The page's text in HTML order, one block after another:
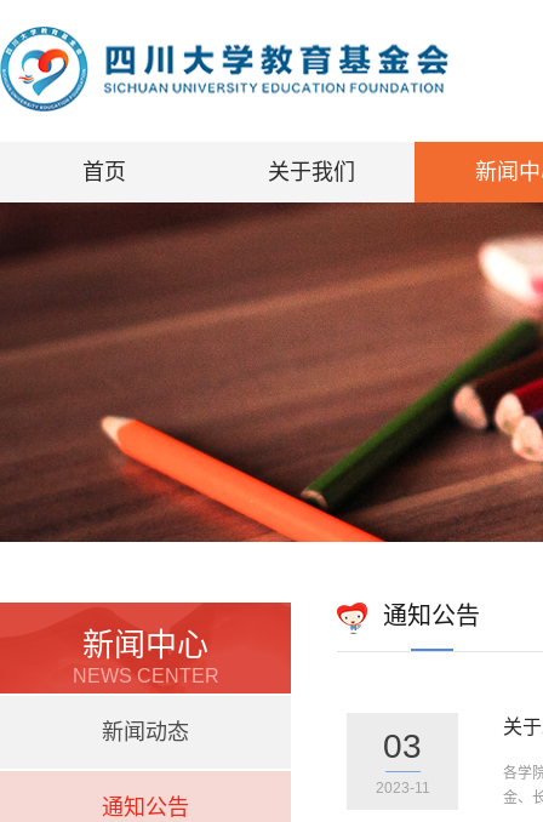
首页 关于我们 新闻
新闻中心
NEWS CENTER
新闻动态
通知公告
通知公告
03
2023-11
关
各学
金、